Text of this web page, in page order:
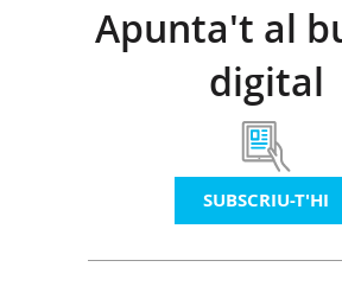
Apunta't al
digital
SUBSCRIU-T'HI